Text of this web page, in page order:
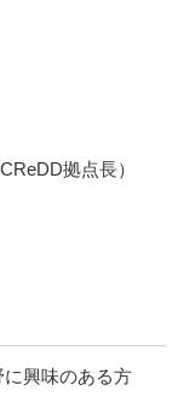
拠点長）
に興味のある方